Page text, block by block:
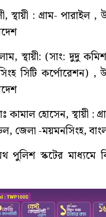
: গ্রাম- পারাইল ,
স্থায়ী: (সাং: দুদু
সিটি কর্পোরেশন) ,
হোসেন, স্থায়ী :
জেলা -ময়মনসিংহ,
পুলিশ স্কটের মাধ্যমে